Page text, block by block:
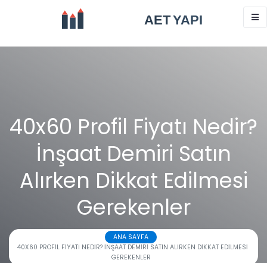
40x60 Profil Fiyatı Nedir?
İnşaat Demiri Satın
Alırken Dikkat Edilmesi
Gerekenler
ANA SAYFA
40X60 PROFIL FIYATI NEDIR? İNŞAAT DEMIRI SATIN ALIRKEN DIKKAT EDILMESI
GEREKENLER